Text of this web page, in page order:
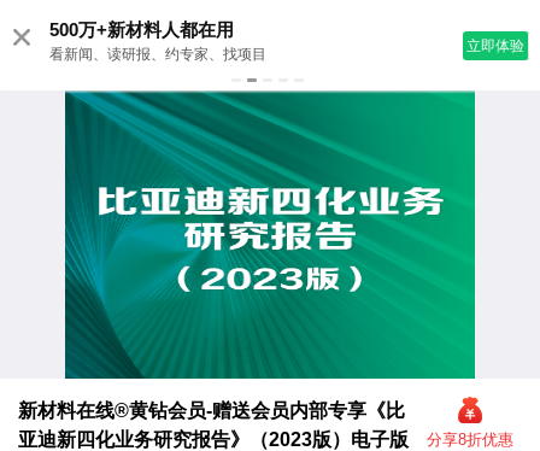
分享8折优惠
新材料在线®黄钻会员-赠送会员内部专享《比
亚迪新四化业务研究报告》（2023版）电子版
500万+新材料人都在用
看新闻、读研报、约专家、找项目 立即体验